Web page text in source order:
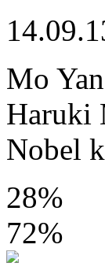
Mo
Haruki
Nobel
28%
72%